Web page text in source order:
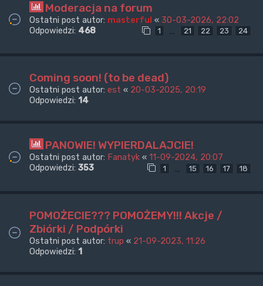
Moderacja na forum
Ostatni post autor: masterful « 30-03-2026, 22:02
Odpowiedzi: 468 1 … 21 22 23 24
Coming soon! (to be dead)
Ostatni post autor: est « 20-03-2025, 20:19
Odpowiedzi: 14
PANOWIE! WYPIERDALAJCIE!
Ostatni post autor: Fanatyk « 11-09-2024, 20:07
Odpowiedzi: 353 1 … 15 16 17 18
POMOŻECIE??? POMOŻEMY!!! Akcje /
Zbiórki / Podpórki
Ostatni post autor: trup « 21-09-2023, 11:26
Odpowiedzi: 1